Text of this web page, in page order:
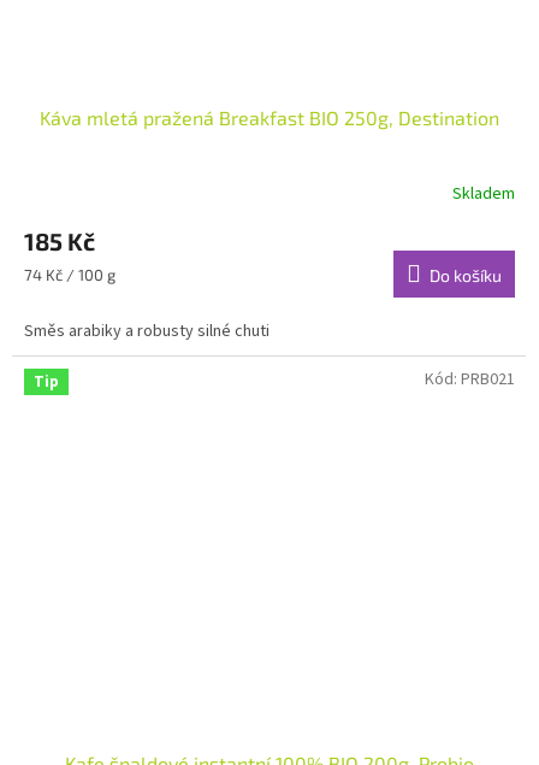
Káva mletá pražená Breakfast BIO 250g, Destination
Skladem
185 Kč
Měrná
74 Kč / 100 g Do košíku
Směs arabiky a robusty silné chuti
Tip Kód: PRB021